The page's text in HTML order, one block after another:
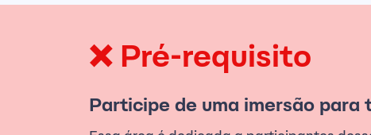
❌ Pré-requisito
Participe de uma imersão